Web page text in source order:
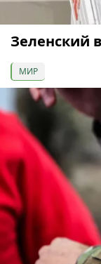
Зеленский
МИР